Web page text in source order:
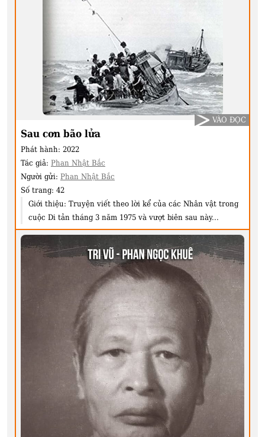
Sau cơn bão lửa
Phát hành: 2022
Tác giả: Phan Nhật Bắc
Người gửi: Phan Nhật Bắc
Số trang: 42
Giới thiệu: Truyện viết theo lời kể của các Nhân vật trong
cuộc Di tản tháng 3 năm 1975 và vượt biên sau này...
VÀO ĐỌC